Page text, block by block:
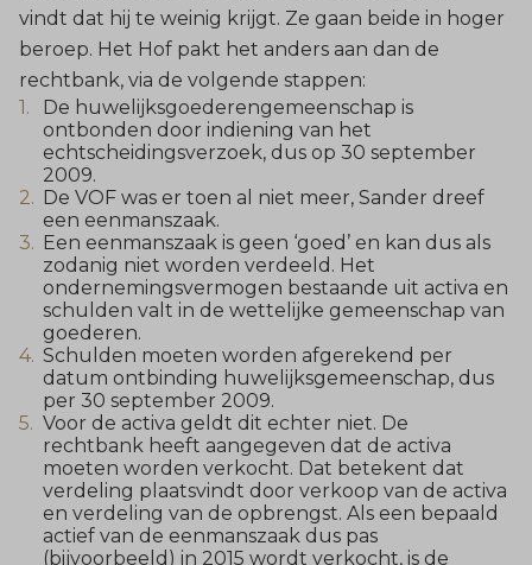
vindt dat hij te weinig krijgt. Ze gaan beide in hoger
beroep. Het Hof pakt het anders aan dan de
rechtbank, via de volgende stappen:
De huwelijksgoederengemeenschap is
ontbonden door indiening van het
echtscheidingsverzoek, dus op 30 september
2009.
De VOF was er toen al niet meer, Sander dreef
een eenmanszaak.
Een eenmanszaak is geen ‘goed’ en kan dus als
zodanig niet worden verdeeld. Het
ondernemingsvermogen bestaande uit activa en
schulden valt in de wettelijke gemeenschap van
goederen.
Schulden moeten worden afgerekend per
datum ontbinding huwelijksgemeenschap, dus
per 30 september 2009.
Voor de activa geldt dit echter niet. De
rechtbank heeft aangegeven dat de activa
moeten worden verkocht. Dat betekent dat
verdeling plaatsvindt door verkoop van de activa
en verdeling van de opbrengst. Als een bepaald
actief van de eenmanszaak dus pas
(bijvoorbeeld) in 2015 wordt verkocht, is de